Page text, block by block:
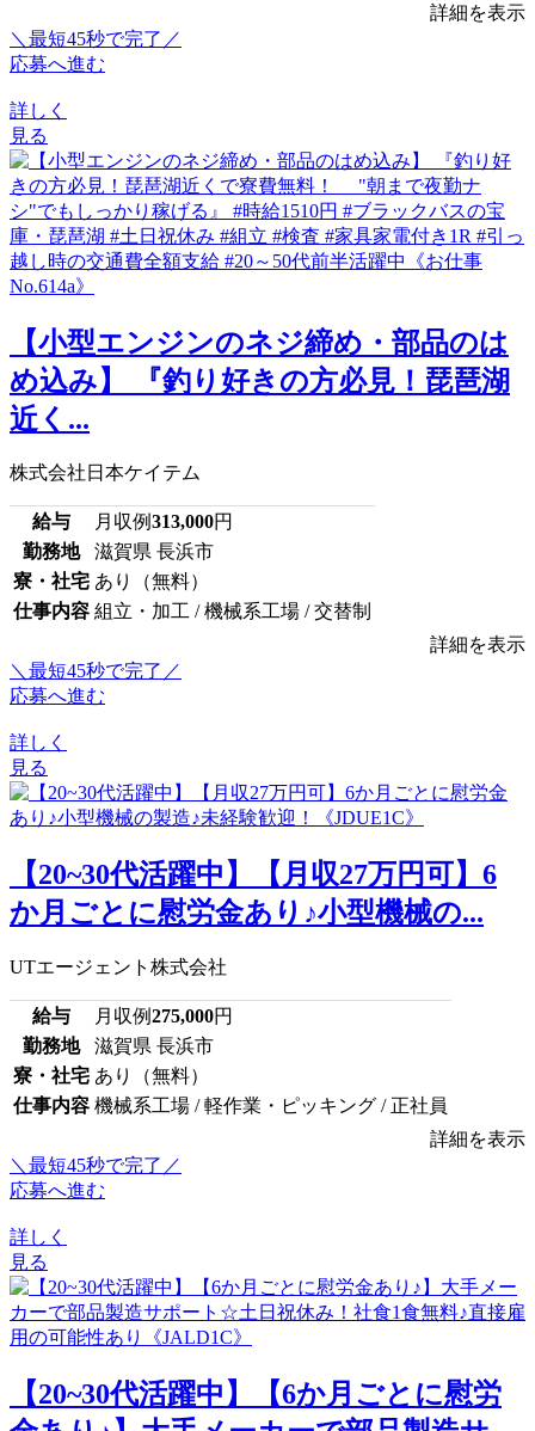
詳細を表示
＼最短45秒で完了／
応募へ進む
詳しく
見る
【小型エンジンのネジ締め・部品のは
め込み】 『釣り好きの方必見！琵琶湖
近く...
株式会社日本ケイテム
給与 月収例313,000円
勤務地
滋賀県 長浜市
寮・社宅 あり（無料）
仕事内容 組立・加工 / 機械系工場 / 交替制
詳細を表示
＼最短45秒で完了／
応募へ進む
詳しく
見る
【20~30代活躍中】【月収27万円可】6
か月ごとに慰労金あり♪小型機械の...
UTエージェント株式会社
給与 月収例275,000円
勤務地
滋賀県 長浜市
寮・社宅 あり（無料）
仕事内容 機械系工場 / 軽作業・ピッキング / 正社員
詳細を表示
＼最短45秒で完了／
応募へ進む
詳しく
見る
【20~30代活躍中】【6か月ごとに慰労